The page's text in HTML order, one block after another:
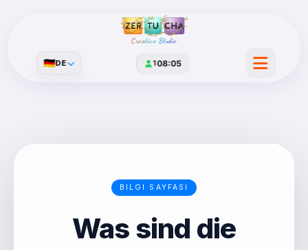
Creative Studio
108:05
🇩🇪DE
BILGI SAYFASI
Was sind die